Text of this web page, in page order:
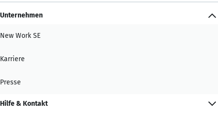
Unternehmen
New Work SE
Karriere
Presse
Hilfe & Kontakt